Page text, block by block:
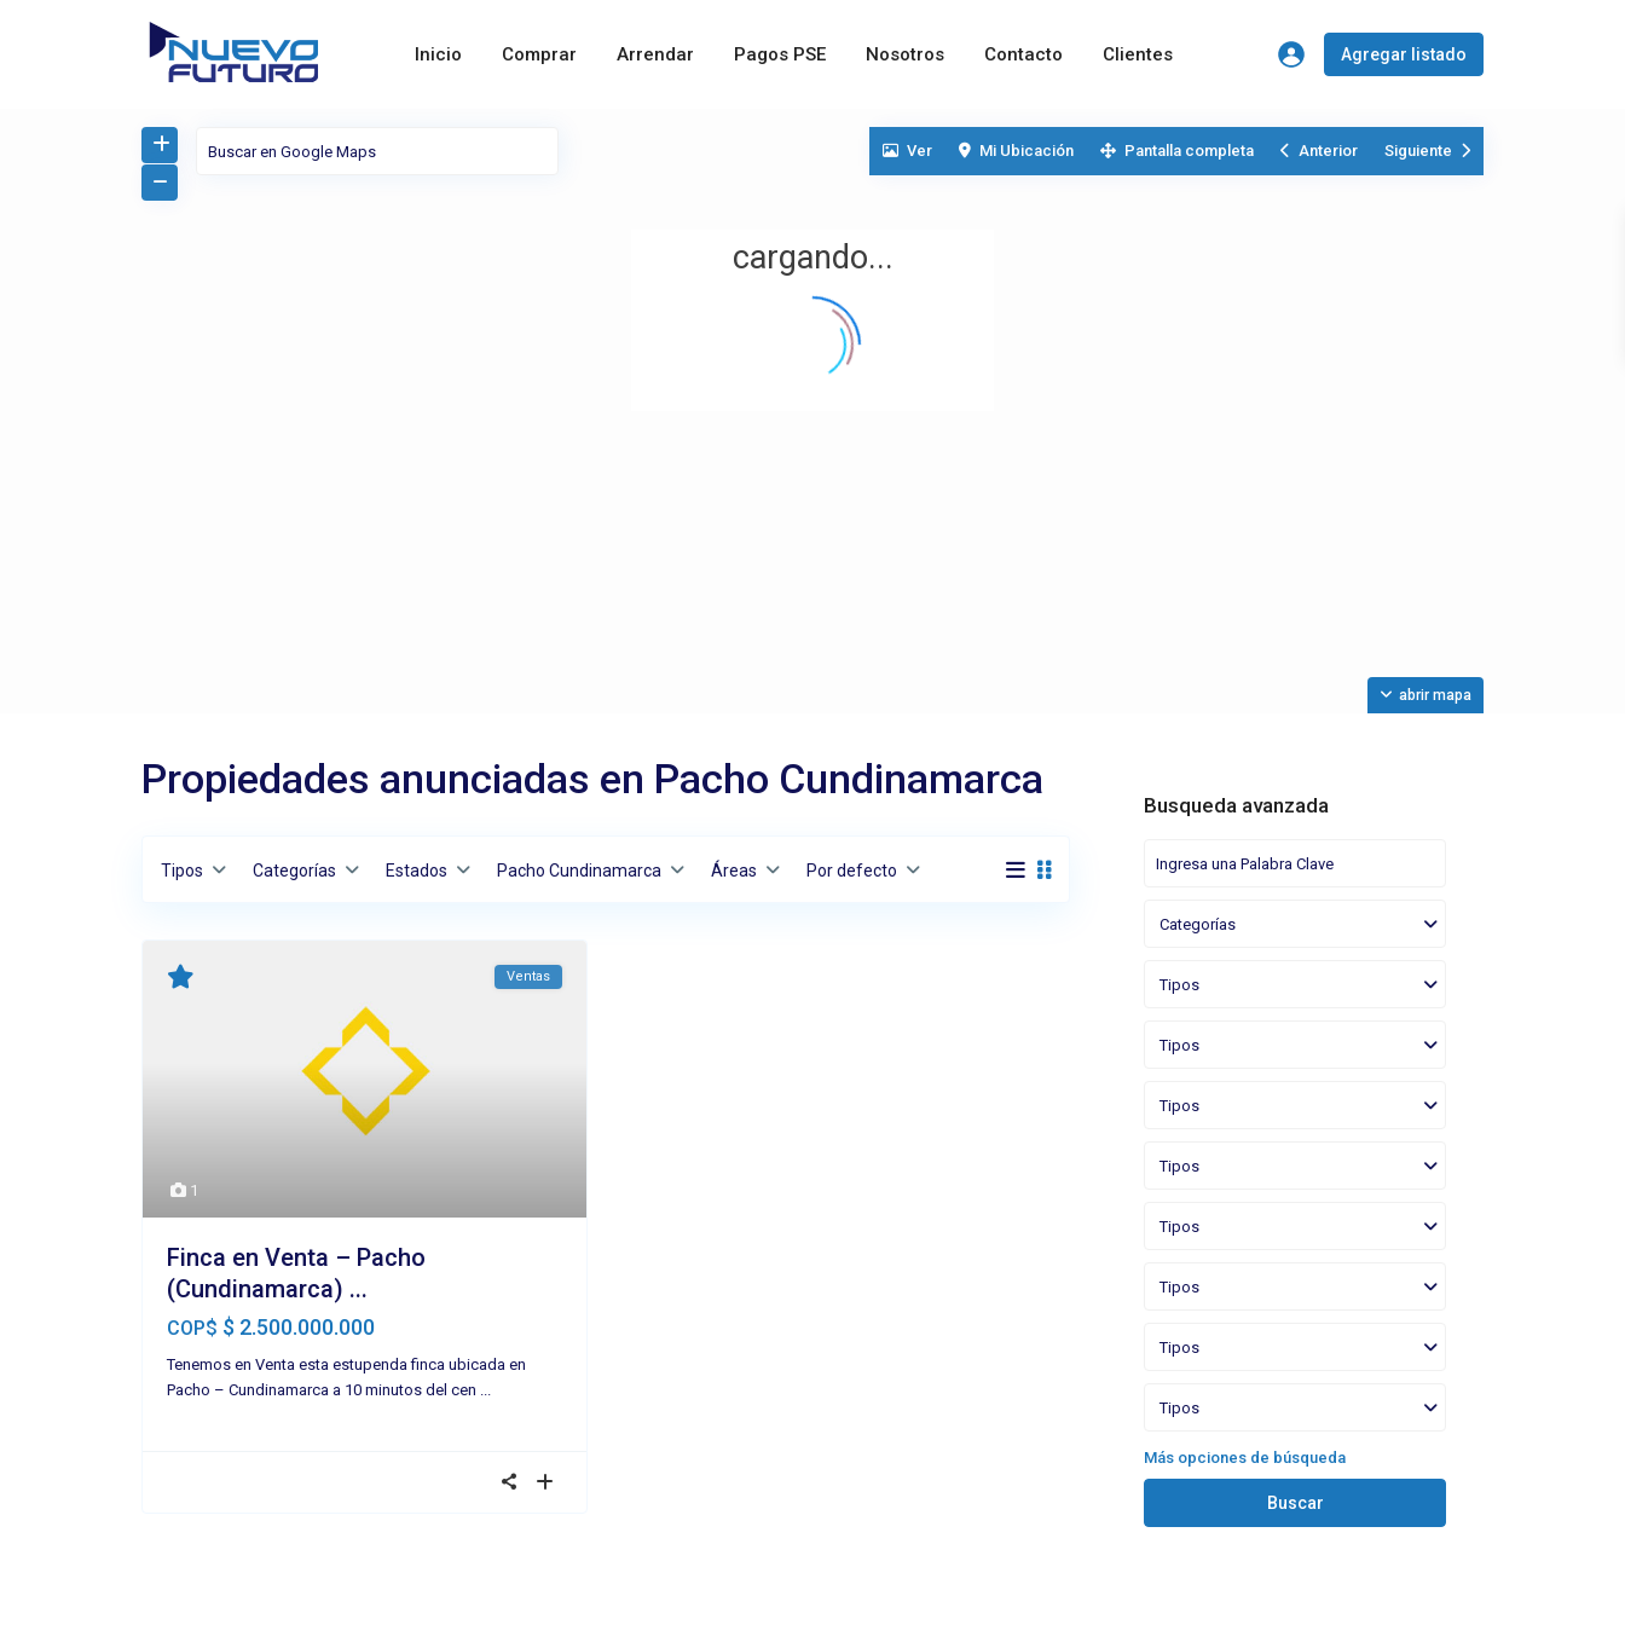
Inicio Comprar Arrendar Pagos PSE Nosotros Contacto Clientes Agregar listado
cargando...
abrir mapa
Ver Mi Ubicación Pantalla completa Anterior Siguiente
Propiedades anunciadas en Pacho Cundinamarca
Tipos Categorías Estados Pacho Cundinamarca Áreas Por defecto
1
Ventas
Finca en Venta – Pacho
(Cundinamarca) ...
COP$ $ 2.500.000.000
Tenemos en Venta esta estupenda finca ubicada en
Pacho – Cundinamarca a 10 minutos del cen ...
Busqueda avanzada
Categorías
Tipos
Tipos
Tipos
Tipos
Tipos
Tipos
Tipos
Tipos
Más opciones de búsqueda
Buscar